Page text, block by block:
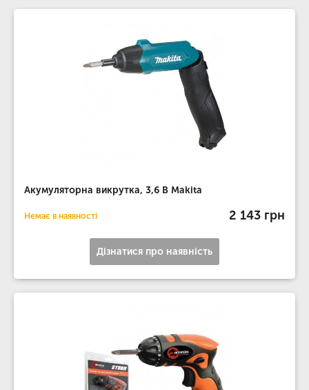
Акумуляторна викрутка, 3,6 В Makita
Немає в наявності 2 143 грн
Дізнатися про наявність